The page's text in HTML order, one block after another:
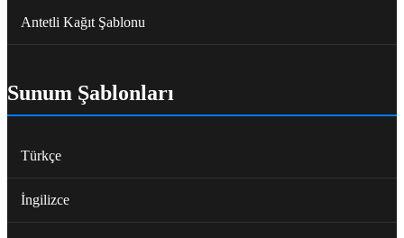
Antetli Kağıt Şablonu
Sunum Şablonları
Türkçe
İngilizce